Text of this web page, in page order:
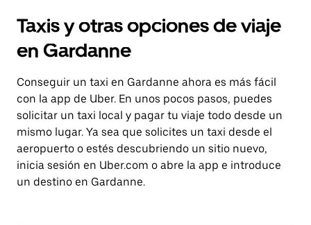
Taxis y otras opciones de viaje
en Gardanne
Conseguir un taxi en Gardanne ahora es más fácil
con la app de Uber. En unos pocos pasos, puedes
solicitar un taxi local y pagar tu viaje todo desde un
mismo lugar. Ya sea que solicites un taxi desde el
aeropuerto o estés descubriendo un sitio nuevo,
inicia sesión en Uber.com o abre la app e introduce
un destino en Gardanne.